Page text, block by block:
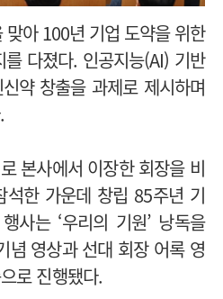
아 100년 기업 도약을 위한
다졌다. 인공지능(AI) 기반
약 창출을 과제로 제시하며
본사에서 이장한 회장을 비
한 가운데 창립 85주년 기
사는 ‘우리의 기원’ 낭독을
념 영상과 선대 회장 어록 영
로 진행됐다.